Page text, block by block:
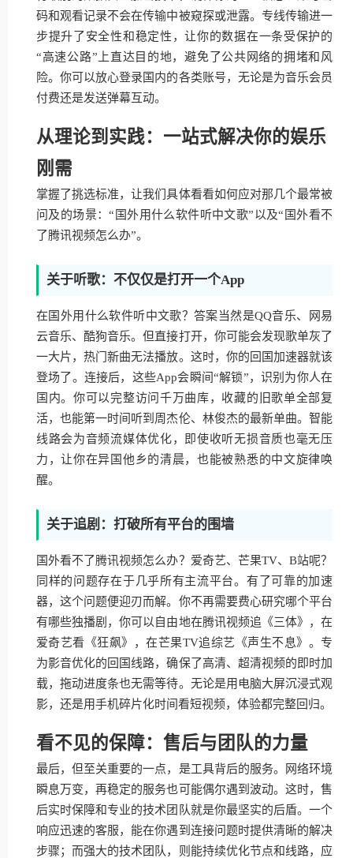
码和观看记录不会在传输中被窥探或泄露。专线传输进一
步提升了安全性和稳定性，让你的数据在一条受保护的
“高速公路”上直达目的地，避免了公共网络的拥堵和风
险。你可以放心登录国内的各类账号，无论是为音乐会员
付费还是发送弹幕互动。
从理论到实践：一站式解决你的娱乐
刚需
掌握了挑选标准，让我们具体看看如何应对那几个最常被
问及的场景：“国外用什么软件听中文歌”以及“国外看不
了腾讯视频怎么办”。
关于听歌：不仅仅是打开一个App
在国外用什么软件听中文歌？答案当然是QQ音乐、网易
云音乐、酷狗音乐。但直接打开，你可能会发现歌单灰了
一大片，热门新曲无法播放。这时，你的回国加速器就该
登场了。连接后，这些App会瞬间“解锁”，识别为你人在
国内。你可以完整访问千万曲库，收藏的旧歌单全部复
活，也能第一时间听到周杰伦、林俊杰的最新单曲。智能
线路会为音频流媒体优化，即使收听无损音质也毫无压
力，让你在异国他乡的清晨，也能被熟悉的中文旋律唤
醒。
关于追剧：打破所有平台的围墙
国外看不了腾讯视频怎么办？爱奇艺、芒果TV、B站呢？
同样的问题存在于几乎所有主流平台。有了可靠的加速
器，这个问题便迎刃而解。你不再需要费心研究哪个平台
有哪些独播剧，你可以自由地在腾讯视频追《三体》，在
爱奇艺看《狂飙》，在芒果TV追综艺《声生不息》。专
为影音优化的回国线路，确保了高清、超清视频的即时加
载，拖动进度条也无需等待。无论是用电脑大屏沉浸式观
影，还是用手机碎片化时间看短视频，体验都完整回归。
看不见的保障：售后与团队的力量
最后，但至关重要的一点，是工具背后的服务。网络环境
瞬息万变，再稳定的服务也可能偶尔遇到波动。这时，售
后实时保障和专业的技术团队就是你最坚实的后盾。一个
响应迅速的客服，能在你遇到连接问题时提供清晰的解决
步骤；而强大的技术团队，则能持续优化节点和线路，应